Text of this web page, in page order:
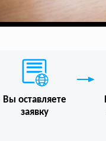
Вы оставляете
заявку